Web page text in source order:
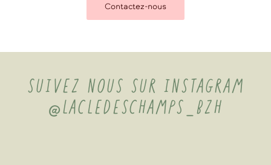
Contactez-nous
SUIVEZ NOUS SUR INSTAGRAM
@LACLEDESCHAMPS_BZH